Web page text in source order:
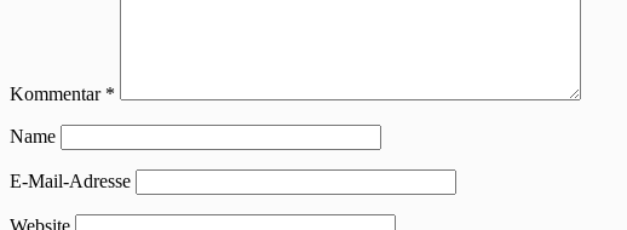
Kommentar *
Name
E-Mail-Adresse